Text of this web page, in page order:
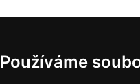
Používáme